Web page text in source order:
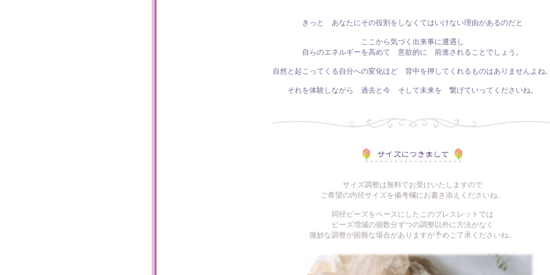
きっと あなたにその役割をしなくてはいけない理由があるのだと
ここから気づく出来事に遭遇し
自らのエネルギーを高めて 意欲的に 前進されることでしょう。
自然と起こってくる自分への変化ほど 背中を押してくれるものはありませんよね
それを体験しながら 過去と今 そして未来を 繋げていってくださいね。
サイズ調整は無料でお受けいたしますので
ご希望の内径サイズを備考欄にお書き添えくださいね。
同径ビーズをベースにしたこのブレスレットでは
ビーズ増減の個数分ずつの調整以外に方法がなく
微妙な調整が困難な場合がありますが予めご了承くださいね。